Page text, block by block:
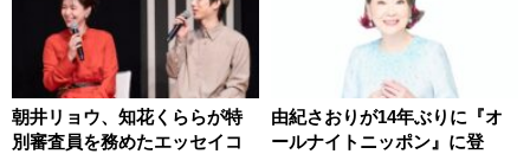
朝井リョウ、知花くららが特
別審査員を務めたエッセイコ
由紀さおりが14年ぶりに『オ
ールナイトニッポン』に登